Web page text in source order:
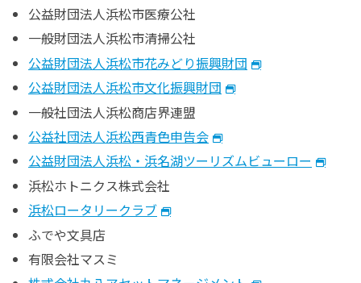
公益財団法人浜松市医療公社
一般財団法人浜松市清掃公社
公益財団法人浜松市花みどり振興財団
公益財団法人浜松市文化振興財団
一般社団法人浜松商店界連盟
公益社団法人浜松西青色申告会
公益財団法人浜松・浜名湖ツーリズムビューロー
浜松ホトニクス株式会社
浜松ロータリークラブ
ふでや文具店
有限会社マスミ